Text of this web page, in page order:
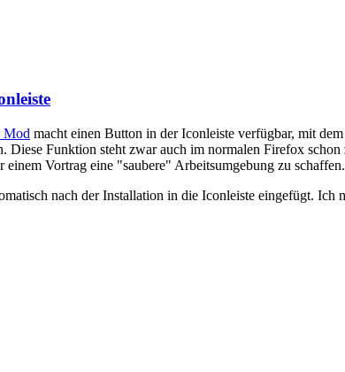
Mod macht einen Button in der Iconleiste verfügbar, mit
Funktion steht zwar auch im normalen Firefox
Vortrag eine "saubere" Arbeitsumgebung zu schaffen.
nach der Installation in die Iconleiste eingefügt. Ich